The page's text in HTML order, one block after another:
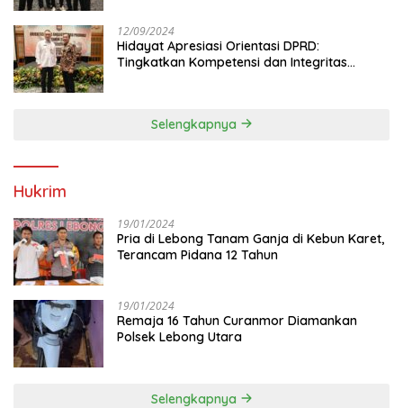
12/09/2024
Hidayat Apresiasi Orientasi DPRD:
Tingkatkan Kompetensi dan Integritas
Selengkapnya
Hukrim
19/01/2024
Pria di Lebong Tanam Ganja di Kebun Karet,
Terancam Pidana 12 Tahun
19/01/2024
Remaja 16 Tahun Curanmor Diamankan
Polsek Lebong Utara
Selengkapnya